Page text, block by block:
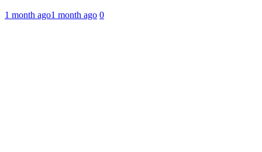
1 month ago1 month ago 0